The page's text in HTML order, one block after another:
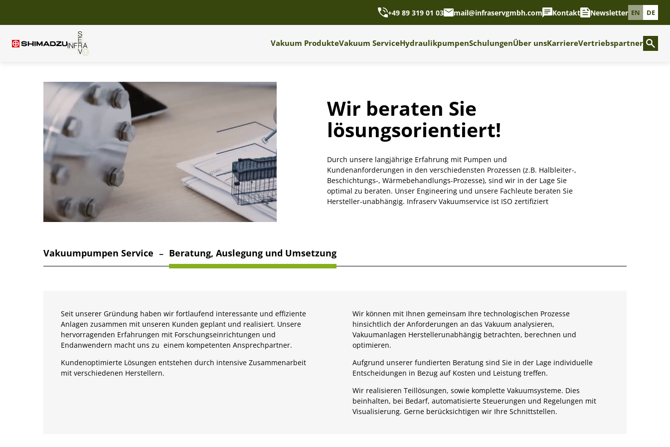
+49 89 319 01 03 mail@infraservgmbh.com Kontakt Newsletter EN DE
Vakuum ProdukteVakuum ServiceHydraulikpumpenSchulungenÜber unsKarriereVertriebspartner
Wir beraten Sie
lösungsorientiert!
Durch unsere langjährige Erfahrung mit Pumpen und
Kundenanforderungen in den verschiedensten Prozessen (z.B. Halbleiter-,
Beschichtungs-, Wärmebehandlungs-Prozesse), sind wir in der Lage Sie
optimal zu beraten. Unser Engineering und unsere Fachleute beraten Sie
Hersteller-unabhängig. Infraserv Vakuumservice ist ISO zertifiziert
Vakuumpumpen Service – Beratung, Auslegung und Umsetzung
Seit unserer Gründung haben wir fortlaufend interessante und effiziente
Anlagen zusammen mit unseren Kunden geplant und realisiert. Unsere
hervorragenden Erfahrungen mit Forschungseinrichtungen und
Endanwendern macht uns zu einem kompetenten Ansprechpartner.
Kundenoptimierte Lösungen entstehen durch intensive Zusammenarbeit
mit verschiedenen Herstellern.
Wir können mit Ihnen gemeinsam Ihre technologischen Prozesse
hinsichtlich der Anforderungen an das Vakuum analysieren,
Vakuumanlagen Herstellerunabhängig betrachten, berechnen und
optimieren.
Aufgrund unserer fundierten Beratung sind Sie in der Lage individuelle
Entscheidungen in Bezug auf Kosten und Leistung treffen.
Wir realisieren Teillösungen, sowie komplette Vakuumsysteme. Dies
beinhalten, bei Bedarf, automatisierte Steuerungen und Regelungen mit
Visualisierung. Gerne berücksichtigen wir Ihre Schnittstellen.